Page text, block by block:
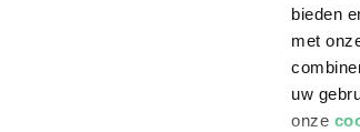
bieden
met
uw
onze